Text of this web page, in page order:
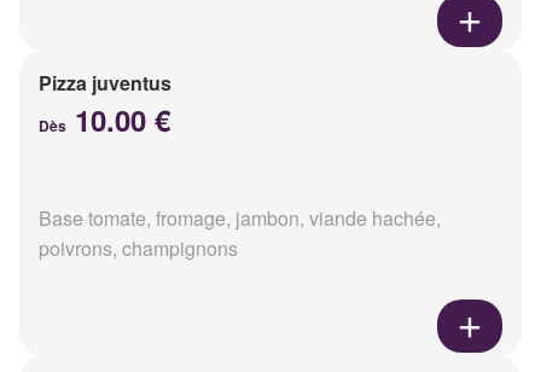
Pizza juventus
Dès 10.00 €
Base tomate, fromage, jambon, viande hachée,
poivrons, champignons